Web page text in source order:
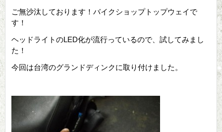
ご無沙汰しております！バイクショップトップウェイで
す！
ヘッドライトのLED化が流行っているので、試してみまし
た！
今回は台湾のグランドディンクに取り付けました。